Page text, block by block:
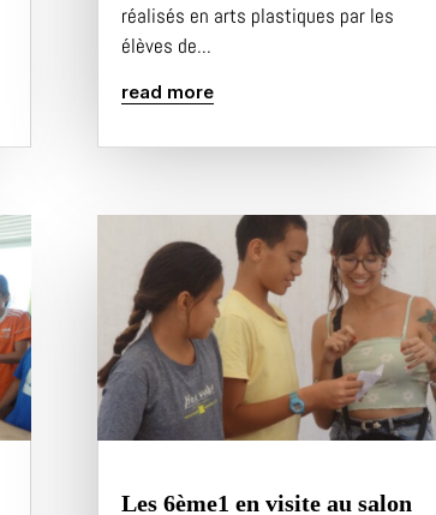
réalisés en arts plastiques par les
élèves de...
read more
Les 6ème1 en visite au salon